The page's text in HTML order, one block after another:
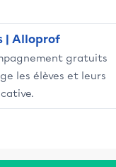
| Alloprof
gratuits
les élèves et leurs